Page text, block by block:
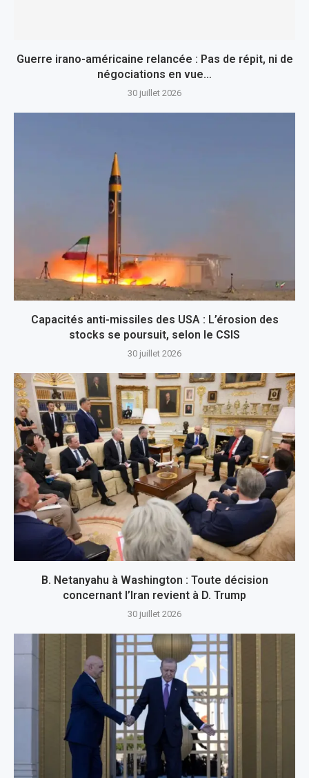
Guerre irano-américaine relancée : Pas de répit, ni de
négociations en vue…
30 juillet 2026
Capacités anti-missiles des USA : L’érosion des
stocks se poursuit, selon le CSIS
30 juillet 2026
B. Netanyahu à Washington : Toute décision
concernant l’Iran revient à D. Trump
30 juillet 2026